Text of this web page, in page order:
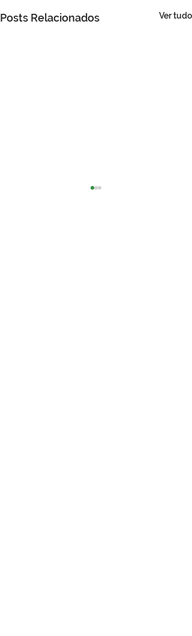
Posts Relacionados Ver tudo